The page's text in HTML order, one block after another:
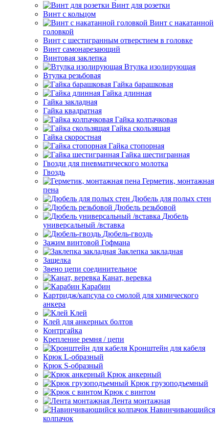
Винт для розетки
Винт с кольцом
Винт с накатанной
головкой
Винт с шестигранным отверстием в головке
Винт самонарезающий
Винтовая заклепка
Втулка изолирующая
Втулка резьбовая
Гайка барашковая
Гайка длинная
Гайка закладная
Гайка квадратная
Гайка колпачковая
Гайка скользящая
Гайка скоростная
Гайка стопорная
Гайка шестигранная
Гвозди для пневматического молотка
Гвоздь
Герметик, монтажная
пена
Дюбель для полых стен
Дюбель резьбовой
Дюбель
универсальный /вставка
Дюбель-гвоздь
Зажим винтовой Гофмана
Заклепка закладная
Защелка
Звено цепи соединительное
Канат, веревка
Карабин
Картридж/капсула со смолой для химического
анкера
Клей
Клей для анкерных болтов
Контргайка
Крепление ремня / цепи
Кронштейн для кабеля
Крюк L-образный
Крюк S-образный
Крюк анкерный
Крюк грузоподъемный
Крюк с винтом
Лента монтажная
Навинчивающийся
колпачок